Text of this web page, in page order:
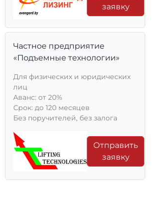
заявку
Частное предприятие
«Подъемные технологии»
Для физических и юридических
лиц
Aванс: от 20%
Срок: до 120 месяцев
Без поручителей, без залога
Отправить
заявку